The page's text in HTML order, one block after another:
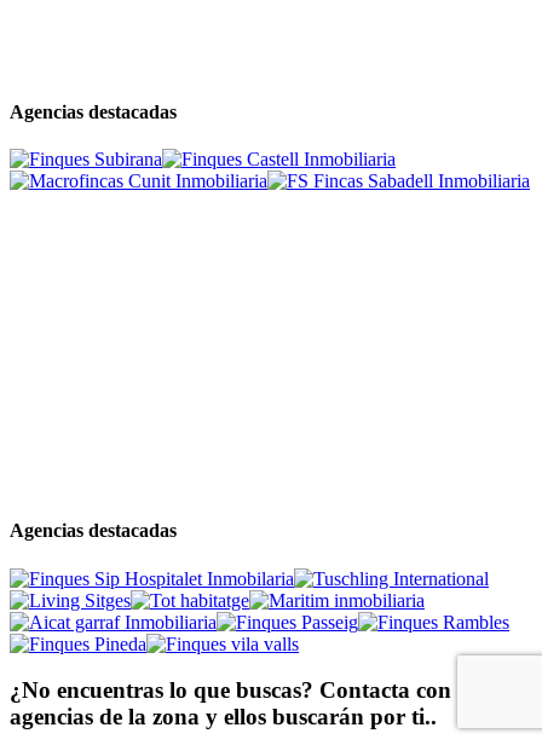
Agencias destacadas
Agencias destacadas
¿No encuentras lo que buscas? Contacta con
agencias de la zona y ellos buscarán por ti..